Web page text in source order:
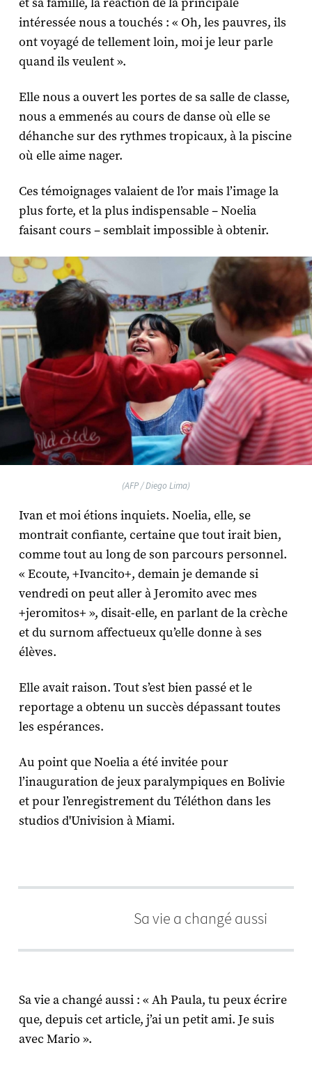
et sa famille, la réaction de la principale
intéressée nous a touchés : « Oh, les pauvres, ils
ont voyagé de tellement loin, moi je leur parle
quand ils veulent ».
Elle nous a ouvert les portes de sa salle de classe,
nous a emmenés au cours de danse où elle se
déhanche sur des rythmes tropicaux, à la piscine
où elle aime nager.
Ces témoignages valaient de l’or mais l’image la
plus forte, et la plus indispensable – Noelia
faisant cours – semblait impossible à obtenir.
(AFP / Diego Lima)
Ivan et moi étions inquiets. Noelia, elle, se
montrait confiante, certaine que tout irait bien,
comme tout au long de son parcours personnel.
« Ecoute, +Ivancito+, demain je demande si
vendredi on peut aller à Jeromito avec mes
+jeromitos+ », disait-elle, en parlant de la crèche
et du surnom affectueux qu’elle donne à ses
élèves.
Elle avait raison. Tout s’est bien passé et le
reportage a obtenu un succès dépassant toutes
les espérances.
Au point que Noelia a été invitée pour
l’inauguration de jeux paralympiques en Bolivie
et pour l’enregistrement du Téléthon dans les
studios d'Univision à Miami.
Sa vie a changé aussi
Sa vie a changé aussi : « Ah Paula, tu peux écrire
que, depuis cet article, j’ai un petit ami. Je suis
avec Mario ».